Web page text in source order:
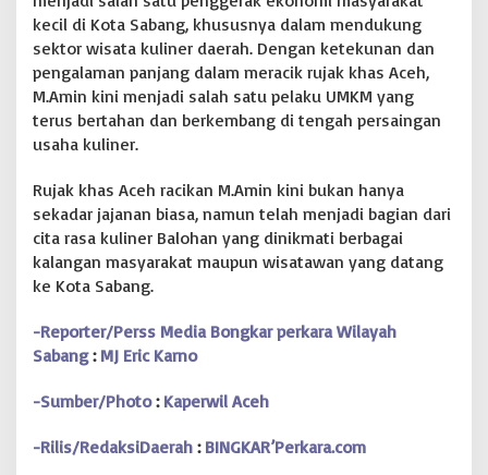
kecil di Kota Sabang, khususnya dalam mendukung
sektor wisata kuliner daerah. Dengan ketekunan dan
pengalaman panjang dalam meracik rujak khas Aceh,
M.Amin kini menjadi salah satu pelaku UMKM yang
terus bertahan dan berkembang di tengah persaingan
usaha kuliner.
Rujak khas Aceh racikan M.Amin kini bukan hanya
sekadar jajanan biasa, namun telah menjadi bagian dari
cita rasa kuliner Balohan yang dinikmati berbagai
kalangan masyarakat maupun wisatawan yang datang
ke Kota Sabang.
-Reporter/Perss Media Bongkar perkara Wilayah
Sabang: MJ Eric Karno
-Sumber/Photo: Kaperwil Aceh
-Rilis/RedaksiDaerah : BINGKAR’Perkara.com